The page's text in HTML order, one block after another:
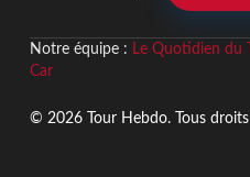
Notre équipe : Le Quotidien du
Car
© 2026 Tour Hebdo. Tous droits